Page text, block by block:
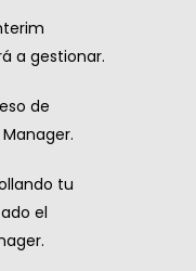
a gestionar.
de
tu
el